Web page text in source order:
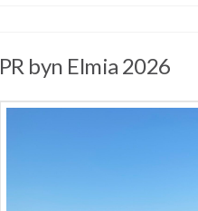
PR byn Elmia 2026